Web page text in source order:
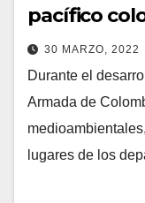
pacífico
30 MARZO, 2022
Durante el
Armada de
lugares de los